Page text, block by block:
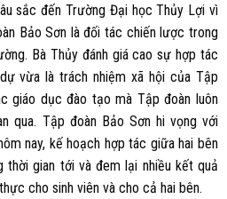
sắc đến Trường Đại học Thủy Lợi vì
Bảo Sơn là đối tác chiến lược trong
Bà Thủy đánh giá cao sự hợp tác
vừa là trách nhiệm xã hội của Tập
giáo dục đào tạo mà Tập đoàn luôn
qua. Tập đoàn Bảo Sơn hi vọng với
nay, kế hoạch hợp tác giữa hai bên
gian tới và đem lại nhiều kết quả
cho sinh viên và cho cả hai bên.